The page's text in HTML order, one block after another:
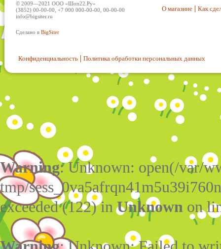
© 2009—2021 ООО «Шоп22.Ру»
(3852) 00-00-00, +7 000 000-00-00, 00-00-00
info@bigsiter.ru
Сделано в BigSiter
О магазине Как
Конфиденциальность Политика обработки персональных данных
Warning: Unknown: open(/var/
tmp/
exceeded (122) inUnknown on